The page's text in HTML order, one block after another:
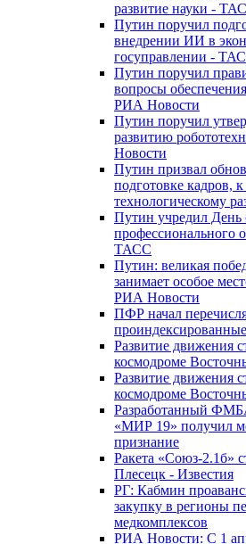
развитие науки -
Путин поручил
внедрении ИИ в
госуправлении -
Путин поручил
вопросы
РИА Новости
Путин поручил
развитию
Новости
Путин призвал
подготовке кадров,
технологическому
Путин учредил День
профессионального
ТАСС
Путин: великая
занимает особое
РИА Новости
ПФР начал
Развитие движения
космодроме
Развитие движения
космодроме
Разработанный
«МИР 19» получил
признание
Ракета «Союз-2.1б»
Плесецк - Известия
РГ: Кабмин
закупку в регионы
медкомплексов
РИА Новости: С 1